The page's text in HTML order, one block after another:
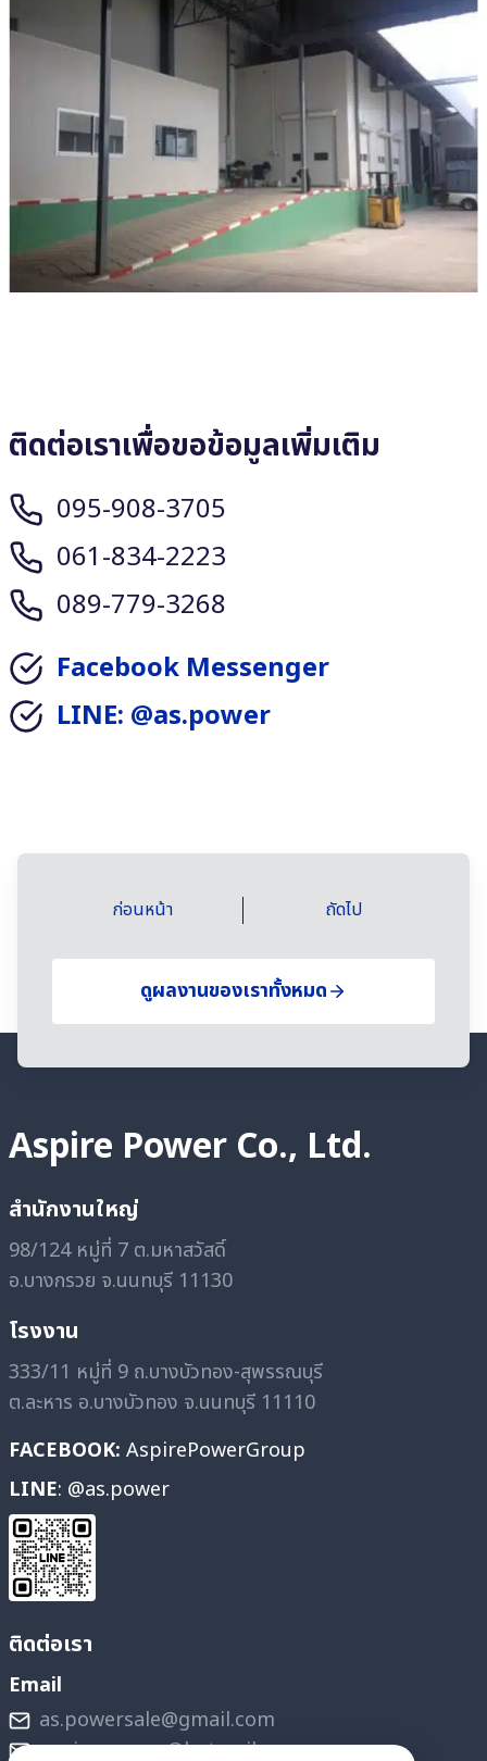
ติดต่อเราเพื่อขอข้อมูลเพิ่มเติม
095-908-3705
061-834-2223
089-779-3268
Facebook Messenger
LINE: @as.power
ก่อนหน้า ถัดไป
ดูผลงานของเราทั้งหมด
Aspire Power Co., Ltd.
สำนักงานใหญ่
98/124 หมู่ที่ 7 ต.มหาสวัสดิ์
อ.บางกรวย จ.นนทบุรี 11130
โรงงาน
333/11 หมู่ที่ 9 ถ.บางบัวทอง-สุพรรณบุรี
ต.ละหาร อ.บางบัวทอง จ.นนทบุรี 11110
FACEBOOK: AspirePowerGroup
LINE: @as.power
ติดต่อเรา
Email
as.powersale@gmail.com
aspire_power@hotmail.com